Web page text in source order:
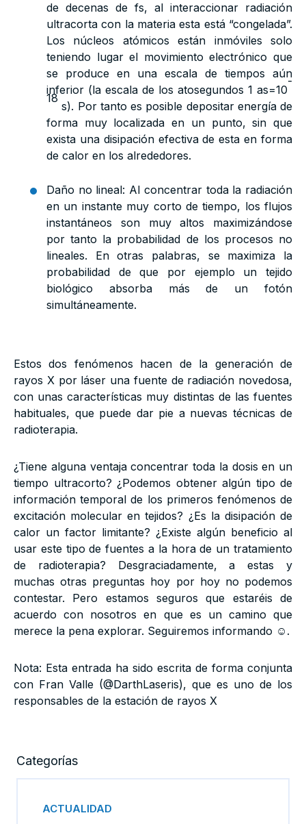
Categorías
ACTUALIDAD
de decenas de fs, al interaccionar radiación
ultracorta con la materia esta está “congelada”.
Los núcleos atómicos están inmóviles solo
teniendo lugar el movimiento electrónico que
se produce en una escala de tiempos aún
inferior (la escala de los atosegundos 1 as=10
-
18
s). Por tanto es posible depositar energía de
forma muy localizada en un punto, sin que
exista una disipación efectiva de esta en forma
de calor en los alrededores.
Daño no lineal: Al concentrar toda la radiación
en un instante muy corto de tiempo, los flujos
instantáneos son muy altos maximizándose
por tanto la probabilidad de los procesos no
lineales. En otras palabras, se maximiza la
probabilidad de que por ejemplo un tejido
biológico absorba más de un fotón
simultáneamente.
Estos dos fenómenos hacen de la generación de
rayos X por láser una fuente de radiación novedosa,
con unas características muy distintas de las fuentes
habituales, que puede dar pie a nuevas técnicas de
radioterapia.
¿Tiene alguna ventaja concentrar toda la dosis en un
tiempo ultracorto? ¿Podemos obtener algún tipo de
información temporal de los primeros fenómenos de
excitación molecular en tejidos? ¿Es la disipación de
calor un factor limitante? ¿Existe algún beneficio al
usar este tipo de fuentes a la hora de un tratamiento
de radioterapia? Desgraciadamente, a estas y
muchas otras preguntas hoy por hoy no podemos
contestar. Pero estamos seguros que estaréis de
acuerdo con nosotros en que es un camino que
merece la pena explorar. Seguiremos informando ☺.
Nota: Esta entrada ha sido escrita de forma conjunta
con Fran Valle (@DarthLaseris), que es uno de los
responsables de la estación de rayos X